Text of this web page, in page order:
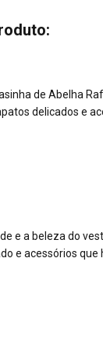
de Abelha
delicados e
e a beleza do
e acessórios que